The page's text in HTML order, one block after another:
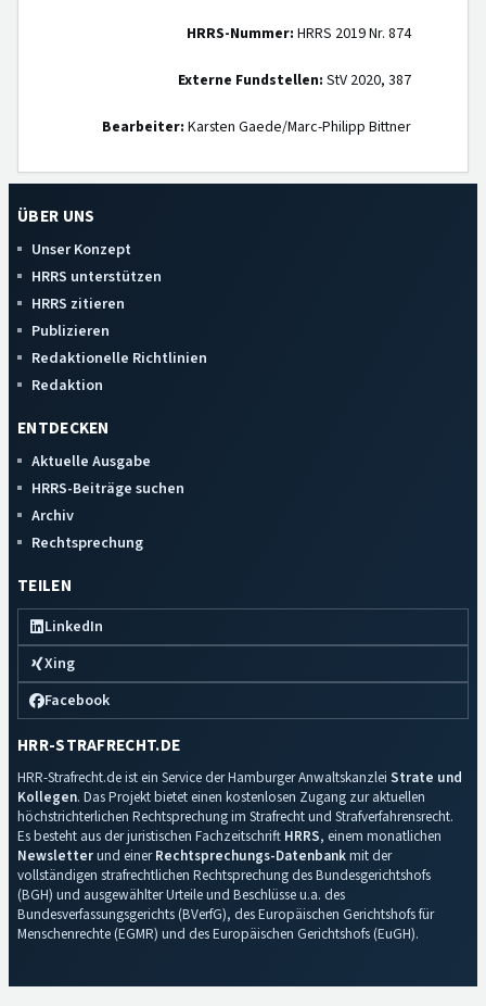
HRRS-Nummer: HRRS 2019 Nr. 874
Externe Fundstellen: StV 2020, 387
Bearbeiter: Karsten Gaede/Marc-Philipp Bittner
ÜBER UNS
Unser Konzept
HRRS unterstützen
HRRS zitieren
Publizieren
Redaktionelle Richtlinien
Redaktion
ENTDECKEN
Aktuelle Ausgabe
HRRS-Beiträge suchen
Archiv
Rechtsprechung
TEILEN
LinkedIn
Xing
Facebook
HRR-STRAFRECHT.DE
HRR-Strafrecht.de ist ein Service der Hamburger Anwaltskanzlei Strate und
Kollegen. Das Projekt bietet einen kostenlosen Zugang zur aktuellen
höchstrichterlichen Rechtsprechung im Strafrecht und Strafverfahrensrecht.
Es besteht aus der juristischen Fachzeitschrift HRRS, einem monatlichen
Newsletterund einerRechtsprechungs-Datenbankmit der
vollständigen strafrechtlichen Rechtsprechung des Bundesgerichtshofs
(BGH) und ausgewählter Urteile und Beschlüsse u.a. des
Bundesverfassungsgerichts (BVerfG), des Europäischen Gerichtshofs für
Menschenrechte (EGMR) und des Europäischen Gerichtshofs (EuGH).